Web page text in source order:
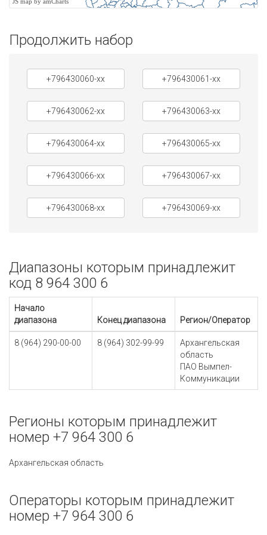
Продолжить набор
+796430060-xx +796430061-xx
+796430062-xx +796430063-xx
+796430064-xx +796430065-xx
+796430066-xx +796430067-xx
+796430068-xx +796430069-xx
Диапазоны которым принадлежит
код 8 964 300 6
Начало
диапазона
Конец диапазона Регион/Оператор
8 (964) 290-00-00 8 (964) 302-99-99
Архангельская
область
ПАО Вымпел-
Коммуникации
Регионы которым принадлежит
номер +7 964 300 6
Архангельская область
Операторы которым принадлежит
номер +7 964 300 6